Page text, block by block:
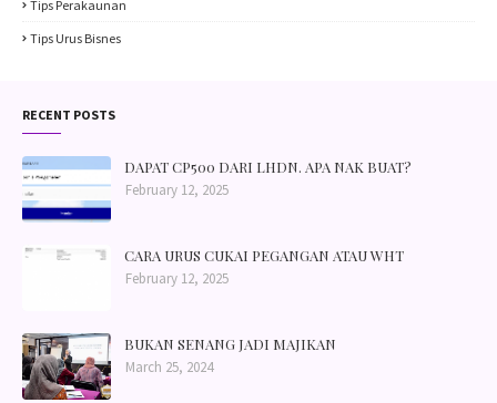
Tips Perakaunan
Tips Urus Bisnes
RECENT POSTS
DAPAT CP500 DARI LHDN. APA NAK BUAT?
February 12, 2025
CARA URUS CUKAI PEGANGAN ATAU WHT
February 12, 2025
BUKAN SENANG JADI MAJIKAN
March 25, 2024